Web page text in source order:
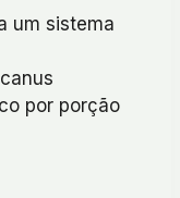
um sistema
por porção